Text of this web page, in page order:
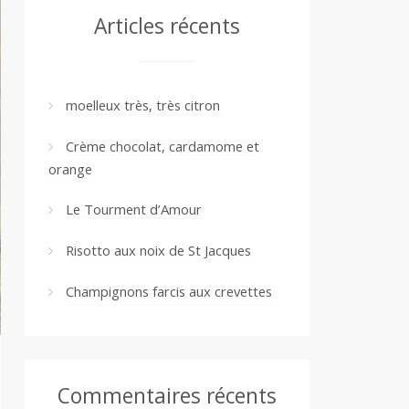
Articles récents
moelleux très, très citron
Crème chocolat, cardamome et
orange
Le Tourment d’Amour
Risotto aux noix de St Jacques
Champignons farcis aux crevettes
Commentaires récents